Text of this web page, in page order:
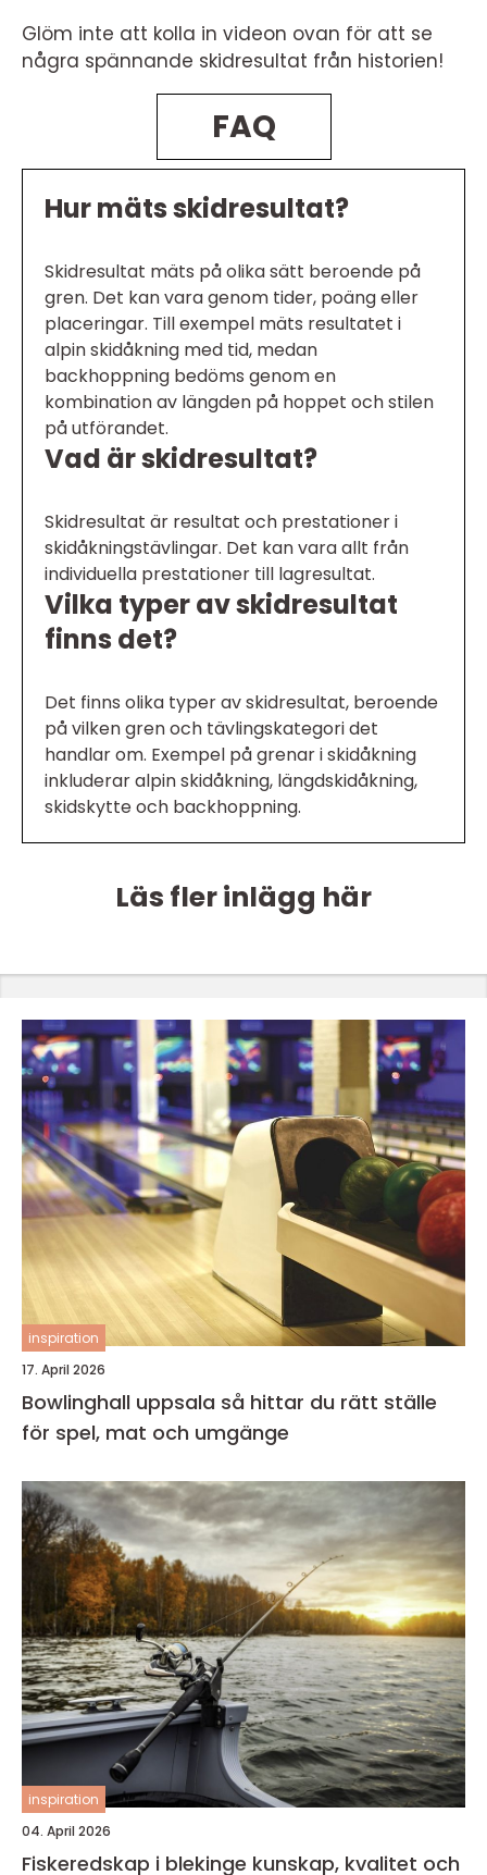
Glöm inte att kolla in videon ovan för att se
några spännande skidresultat från historien!
FAQ
Hur mäts skidresultat?
Skidresultat mäts på olika sätt beroende på
gren. Det kan vara genom tider, poäng eller
placeringar. Till exempel mäts resultatet i
alpin skidåkning med tid, medan
backhoppning bedöms genom en
kombination av längden på hoppet och stilen
på utförandet.
Vad är skidresultat?
Skidresultat är resultat och prestationer i
skidåkningstävlingar. Det kan vara allt från
individuella prestationer till lagresultat.
Vilka typer av skidresultat
finns det?
Det finns olika typer av skidresultat, beroende
på vilken gren och tävlingskategori det
handlar om. Exempel på grenar i skidåkning
inkluderar alpin skidåkning, längdskidåkning,
skidskytte och backhoppning.
Läs fler inlägg här
inspiration
17. April 2026
Bowlinghall uppsala så hittar du rätt ställe
för spel, mat och umgänge
inspiration
04. April 2026
Fiskeredskap i blekinge kunskap, kvalitet och